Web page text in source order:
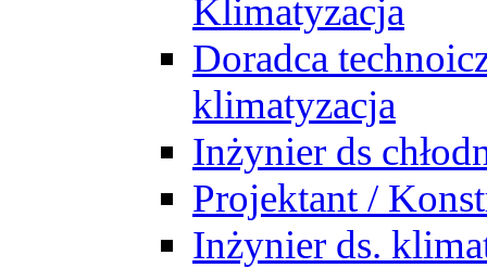
Klimatyzacja
Doradca
klimatyzacja
Inżynier ds
Projektant /
Inżynier ds.